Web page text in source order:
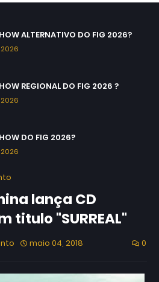
ALTERNATIVO DO FIG 2026?
REGIONAL DO FIG 2026 ?
DO FIG 2026?
lança CD
titulo "SURREAL"
maio 04, 2018 0